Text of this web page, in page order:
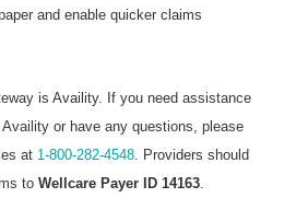
and enable quicker claims
is Availity. If you need assistance
or have any questions, please
at 1-800-282-4548 . Providers should
to Wellcare Payer ID 14163